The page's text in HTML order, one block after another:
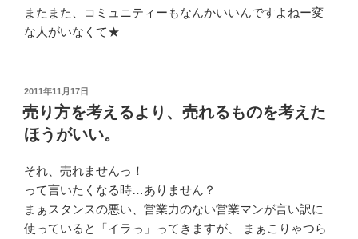
またまた、コミュニティーもなんかいいんですよねー変
な人がいなくて★
投
稿
日:
2011年11月17日
売り方を考えるより、売れるものを考えた
ほうがいい。
それ、売れませんっ！
って言いたくなる時…ありません？
まぁスタンスの悪い、営業力のない営業マンが言い訳に
使っていると「イラっ」ってきますが、 まぁこりゃつら